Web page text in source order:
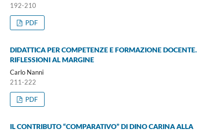
192-210
PDF
DIDATTICA PER COMPETENZE E FORMAZIONE DOCENTE.
RIFLESSIONI AL MARGINE
Carlo Nanni
211-222
PDF
IL CONTRIBUTO “COMPARATIVO” DI DINO CARINA ALLA